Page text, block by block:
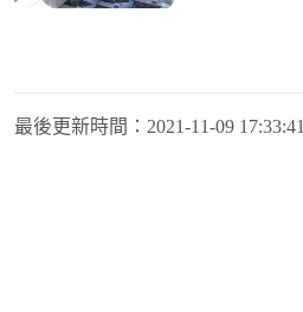
最後更新時間： 2021-11-09 17:33:41